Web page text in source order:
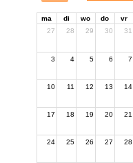
ma di wo do vr
27
28 29 30 31
3 4 5 6 7
10 11 12 13 14
17 18 19 20 21
24 25 26 27 28